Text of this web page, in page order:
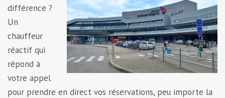
différence ?
Un
chauffeur
réactif qui
répond à
votre appel
pour prendre en direct vos réservations, peu importe la